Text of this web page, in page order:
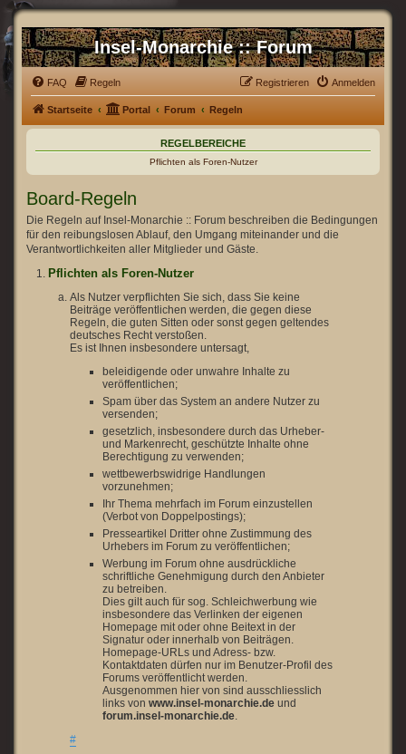
Insel-Monarchie :: Forum
FAQ Regeln Anmelden
Registrieren
Startseite Portal Forum Regeln
REGELBEREICHE
Pflichten als Foren-Nutzer
Board-Regeln
Die Regeln auf Insel-Monarchie :: Forum beschreiben die Bedingungen
für den reibungslosen Ablauf, den Umgang miteinander und die
Verantwortlichkeiten aller Mitglieder und Gäste.
Pflichten als Foren-Nutzer
Als Nutzer verpflichten Sie sich, dass Sie keine
Beiträge veröffentlichen werden, die gegen diese
Regeln, die guten Sitten oder sonst gegen geltendes
deutsches Recht verstoßen.
Es ist Ihnen insbesondere untersagt,
beleidigende oder unwahre Inhalte zu
veröffentlichen;
Spam über das System an andere Nutzer zu
versenden;
gesetzlich, insbesondere durch das Urheber-
und Markenrecht, geschützte Inhalte ohne
Berechtigung zu verwenden;
wettbewerbswidrige Handlungen
vorzunehmen;
Ihr Thema mehrfach im Forum einzustellen
(Verbot von Doppelpostings);
Presseartikel Dritter ohne Zustimmung des
Urhebers im Forum zu veröffentlichen;
Werbung im Forum ohne ausdrückliche
schriftliche Genehmigung durch den Anbieter
zu betreiben.
Dies gilt auch für sog. Schleichwerbung wie
insbesondere das Verlinken der eigenen
Homepage mit oder ohne Beitext in der
Signatur oder innerhalb von Beiträgen.
Homepage-URLs und Adress- bzw.
Kontaktdaten dürfen nur im Benutzer-Profil des
Forums veröffentlicht werden.
Ausgenommen hier von sind ausschliesslich
links von www.insel-monarchie.de und
forum.insel-monarchie.de
#